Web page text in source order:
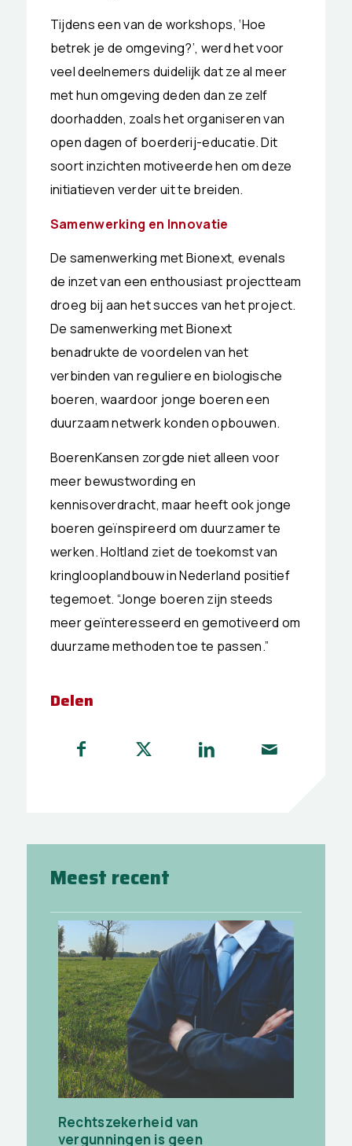
Tijdens een van de workshops, ‘Hoe
betrek je de omgeving?’, werd het voor
veel deelnemers duidelijk dat ze al meer
met hun omgeving deden dan ze zelf
doorhadden, zoals het organiseren van
open dagen of boerderij-educatie. Dit
soort inzichten motiveerde hen om deze
initiatieven verder uit te breiden.
Samenwerking en Innovatie
De samenwerking met Bionext, evenals
de inzet van een enthousiast projectteam
droeg bij aan het succes van het project.
De samenwerking met Bionext
benadrukte de voordelen van het
verbinden van reguliere en biologische
boeren, waardoor jonge boeren een
duurzaam netwerk konden opbouwen.
BoerenKansen zorgde niet alleen voor
meer bewustwording en
kennisoverdracht, maar heeft ook jonge
boeren geïnspireerd om duurzamer te
werken. Holtland ziet de toekomst van
kringlooplandbouw in Nederland positief
tegemoet. “Jonge boeren zijn steeds
meer geïnteresseerd en gemotiveerd om
duurzame methoden toe te passen.”
Delen
Meest recent
Rechtszekerheid van
vergunningen is geen